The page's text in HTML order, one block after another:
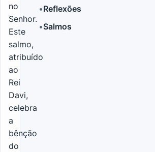
no
Senhor.
Este
salmo,
atribuído
ao
Rei
Davi,
celebra
a
bênção
do
•Reflexões
•Salmos